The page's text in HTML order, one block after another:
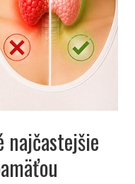
najčastejšie